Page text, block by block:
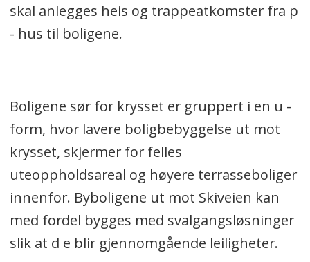
hele sentrumsplanen valgte kommunestyret å ta ut
Skiveien og områdene øst for Skiveien som utgjør
skal anlegges heis og trappeatkomster fra p
- hus til boligene.
Boligene sør for krysset er gruppert i en u -
form, hvor lavere boligbebyggelse ut mot
krysset, skjermer for felles
uteoppholdsareal og høyere terrasseboliger
innenfor. Byboligene ut mot Skiveien kan
med fordel bygges med svalgangsløsninger
slik at d e blir gjennomgående leiligheter.